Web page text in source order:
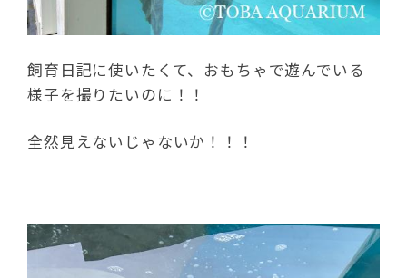
飼育日記に使いたくて、おもちゃで遊んでいる
様子を撮りたいのに！！
全然見えないじゃないか！！！